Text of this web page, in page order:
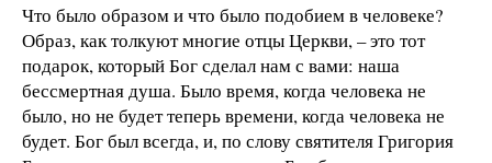
Что было образом и что было подобием в человеке?
Образ, как толкуют многие отцы Церкви, – это тот
подарок, который Бог сделал нам с вами: наша
бессмертная душа. Было время, когда человека не
было, но не будет теперь времени, когда человека не
будет. Бог был всегда, и, по слову святителя Григория